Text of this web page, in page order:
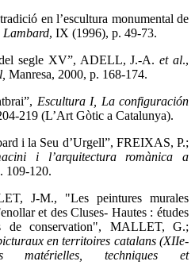
en l’escultura monumental de
Lambard, IX (1996), p. 49-73.
segle XV”, ADELL, J.-A.et al.,
Manresa, 2000, p. 168-174.
Escultura I, La configuración
219 (L’Art Gòtic a Catalunya).
i la Seu d’Urgell”, FREIXAS, P.;
i l’arquitectura romànica a
109-120.
J-M., "Les peintures murales
et des Cluses- Hautes : études
de conservation", MALLET, G.;
en territoires catalans (XIIe-
matérielles, techniques et